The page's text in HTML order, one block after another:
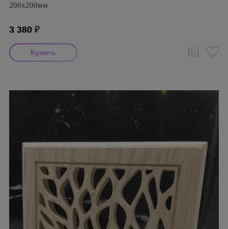
200х200мм
3 380 ₽